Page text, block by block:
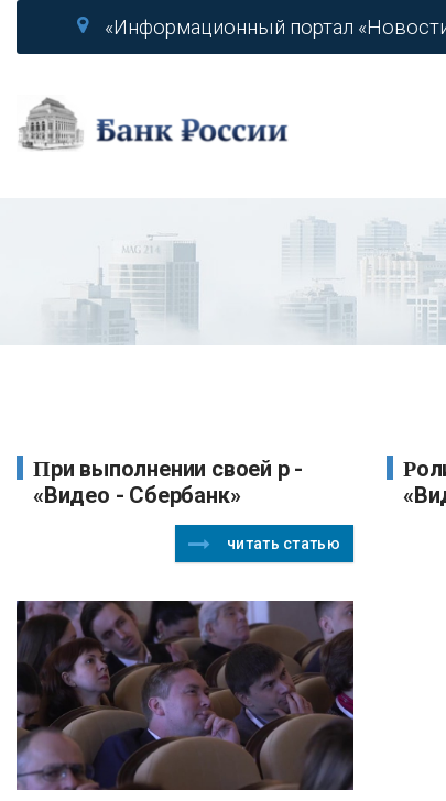
«Информационный портал
При выполнении своей р -
«Видео - Сбербанк»
читать статью
Ролик поможет подключи -